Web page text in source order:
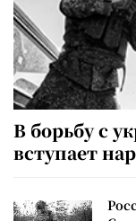
В борьбу с
вступает